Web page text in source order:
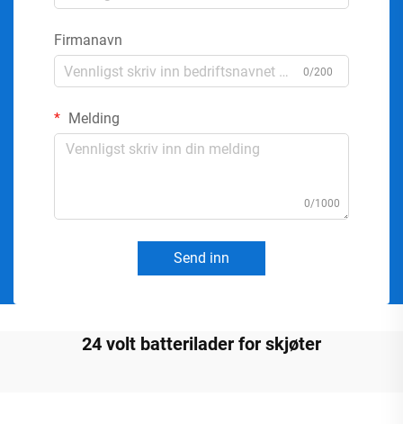
Firmanavn
0/200
Melding
0/1000
Send inn
24 volt batterilader for skjøter